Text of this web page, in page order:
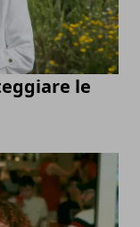
le